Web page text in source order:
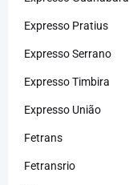
Expresso Pratius
Expresso Serrano
Expresso Timbira
Expresso União
Fetrans
Fetransrio